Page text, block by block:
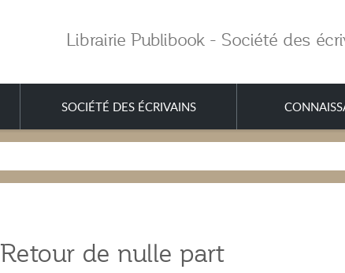
Librairie Publibook - Société des
SOCIÉTÉ DES ÉCRIVAINS
Retour de nulle part